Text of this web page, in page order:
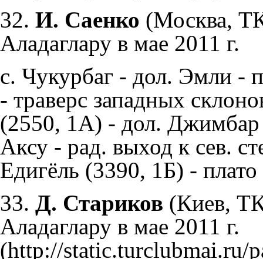
32. И. Саенко (Москва,
Аладаглару в мае 2011 г.
с. Чукурбаг - дол. Эмли -
- траверс западных
(2550, 1А) - дол.
Аксу - рад. выход к сев.
Едигёль (3390, 1Б) -
33. Д. Стариков (Киев,
Аладаглару в мае 2011 г.